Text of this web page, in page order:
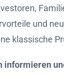
und
klassische
informieren